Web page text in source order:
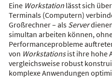
Eine Workstationlässt sich
Terminals (Computern)
Großrechner – als Server
simultan arbeiten können,
Performanceprobleme
von Workstationsist ihre hohe
vergleichsweise robust
komplexe Anwendungen